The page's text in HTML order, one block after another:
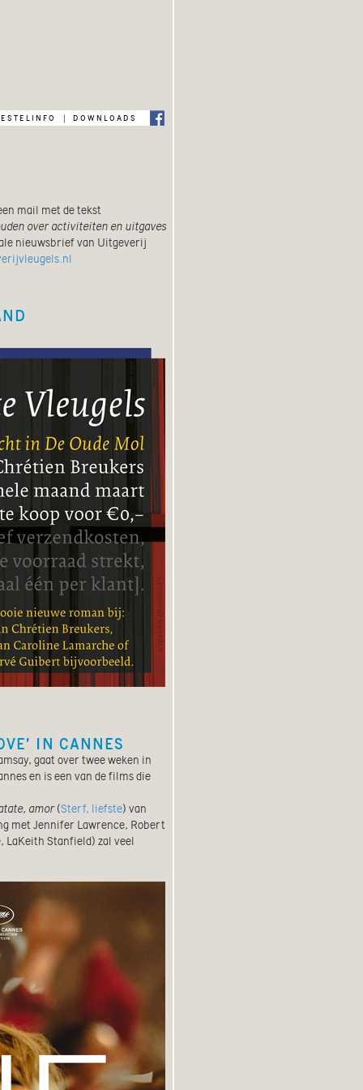
| downloads
mail met de tekst
over activiteiten en uitgaves
nieuwsbrief van Uitgeverij
IN CANNES
gaat over twee weken in
en is een van de films die
amor(Sterf, liefste) van
met Jennifer Lawrence, Robert
LaKeith Stanfield) zal veel